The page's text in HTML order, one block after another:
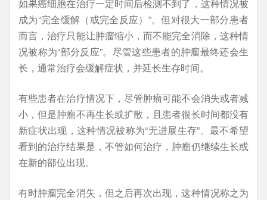
如果癌细胞在治疗一定时间后检测不到了，这种情况被
成为“完全缓解（或完全反应） ”。但对很大一部分患者
而言，治疗只能让肿瘤缩小，而不能完全消除，这种情
况被称为“部分反应”。尽管这些患者的肿瘤最终还会生
长，通常治疗会缓解症状，并延长生存时间。
有些患者在治疗情况下，尽管肿瘤可能不会消失或者减
小，但是肿瘤不再生长或扩散，且患者很长时间都没有
新症状出现，这种情况被称为“无进展生存”。最不希望
看到的治疗结果是，不管如何治疗，肿瘤仍继续生长或
在新的部位出现。
有时肿瘤完全消失，但之后再次出现，这种情况称之为